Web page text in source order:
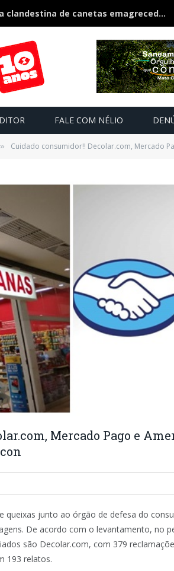
Polícia estoura fábrica clandestina de canetas emagrecedoras é fechada na fronteira
FALE COM NÉLIO
» Cuidado consumidor!! Decolar.com, Mercado
Mercado Pago e
queixas junto ao órgão de defesa do
De acordo com o levantamento, no
são Decolar.com, com 379
193 relatos.